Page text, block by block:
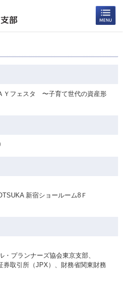
Ｙフェスタ 〜子育て世代の資産形
新宿ショールーム8Ｆ
プランナーズ協会東京支部、
券取引所（JPX）、財務省関東財務